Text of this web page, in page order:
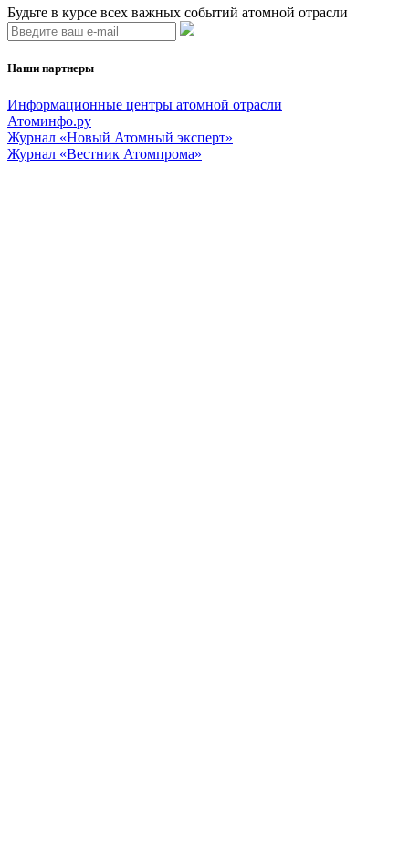
Будьте в курсе всех важных событий атомной отрасли
Наши партнеры
Информационные центры атомной отрасли
Атоминфо.ру
Журнал «Новый Атомный эксперт»
Журнал «Вестник Атомпрома»